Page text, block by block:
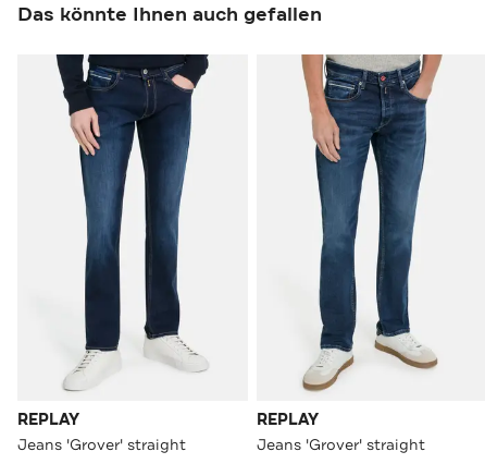
Das könnte Ihnen auch gefallen
REPLAY
Jeans 'Grover' straight
REPLAY
Jeans 'Grover' straight